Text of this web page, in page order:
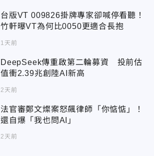
台版VT 009826掛牌專家卻喊停看聽！
竹軒曝VT為何比0050更適合長抱
1天前
DeepSeek傳重啟第二輪募資 投前估
值衝2.39兆創陸AI新高
2天前
法官審鄭文燦案怒飆律師「你惦惦」！
還自爆「我也問AI」
2天前